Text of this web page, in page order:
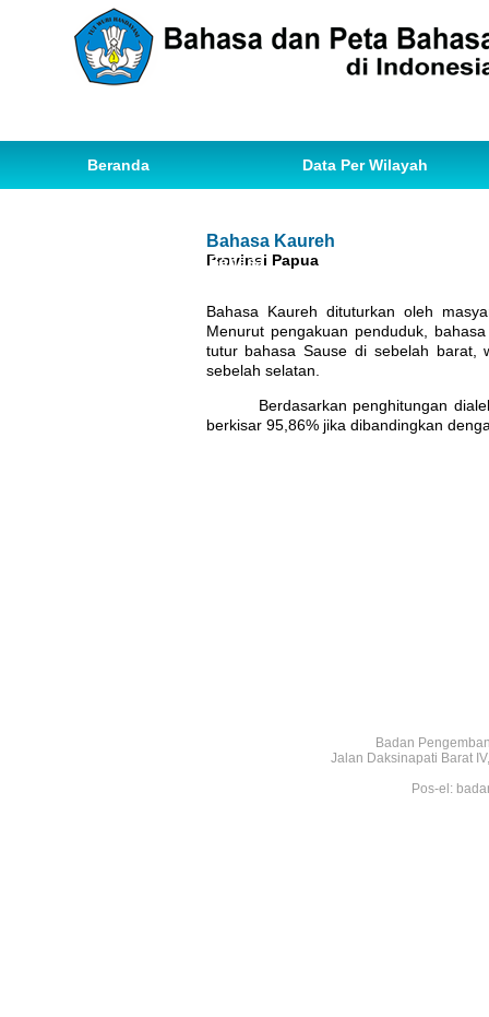
Beranda Data Per Wilayah
Ihwal Pemetaan Bahasa
Bahasa Kaureh
Provinsi Papua
Bahasa Kaureh dituturkan oleh
Menurut pengakuan penduduk,
tutur bahasa Sause di sebelah barat,
sebelah selatan.
Berdasarkan penghitungan
berkisar 95,86% jika dibandingkan
Badan
Jalan Daksinapati Barat
Pos-el: